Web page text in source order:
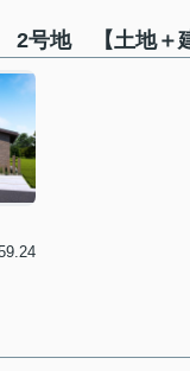
号地 【土地＋